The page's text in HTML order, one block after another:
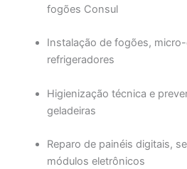
fogões Consul
Instalação de fogões,
refrigeradores
Higienização técnica e
geladeiras
Reparo de painéis digitais,
módulos eletrônicos